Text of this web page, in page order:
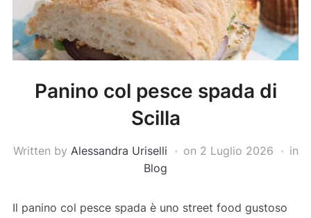
Panino col pesce spada di
Scilla
Written by Alessandra Uriselli on 2 Luglio 2026
in
Blog
Il panino col pesce spada è uno street food gustoso